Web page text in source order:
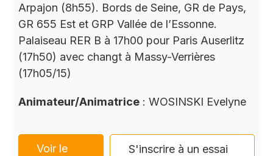
Arpajon (8h55). Bords de Seine, GR de Pays,
GR 655 Est et GRP Vallée de l’Essonne.
Palaiseau RER B à 17h00 pour Paris Auserlitz
(17h50) avec changt à Massy-Verrières
(17h05/15)
Animateur/Animatrice : WOSINSKI Evelyne
Voir le
S'inscrire à un essai